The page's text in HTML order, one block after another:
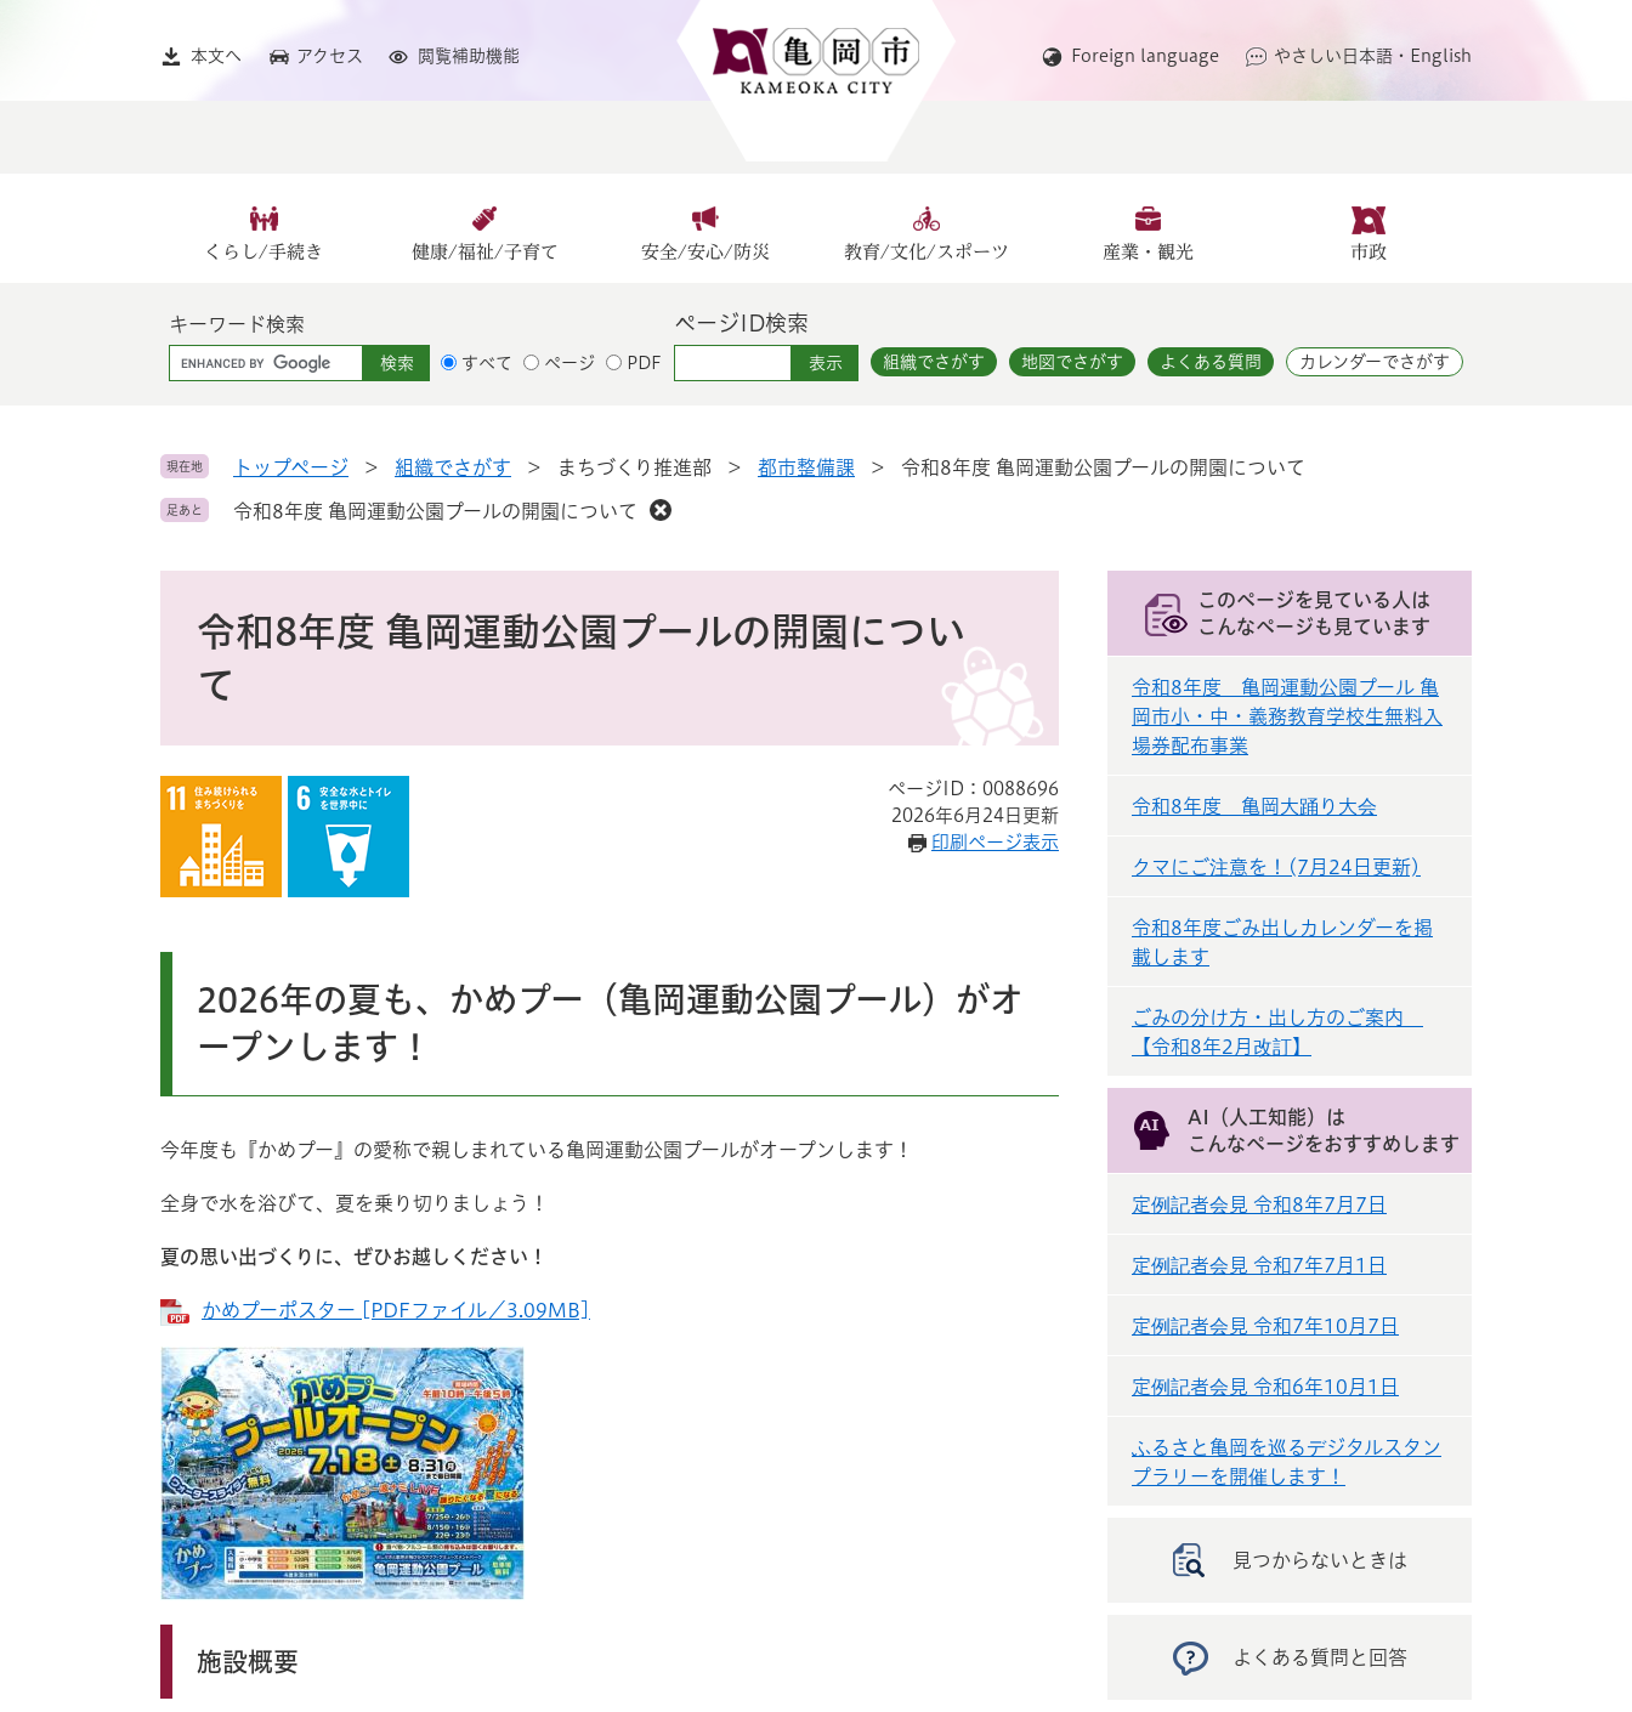
本文へ アクセス 閲覧補助機能 Foreign language やさしい日本語・English
くらし/手続き 健康/福祉/子育て 安全/安心/防災 教育/文化/スポーツ 産業・観光 市政
キーワード検索
G
o
l
カ
タ
すべて ページ PDF
ページID検索
組織でさがす 地図でさがす よくある質問 カレンダーでさがす
現在地 トップページ > 組織でさがす > まちづくり推進部 > 都市整備課 > 令和8年度 亀岡運動公園プールの開園について
足あと 令和8年度 亀岡運動公園プールの開園について
令和8年度 亀岡運動公園プールの開園につい
て
ページID：0088696
2026年6月24日更新
印刷ページ表示
2026年の夏も、かめプー（亀岡運動公園プール）がオ
ープンします！
今年度も『かめプー』の愛称で親しまれている亀岡運動公園プールがオープンします！
全身で水を浴びて、夏を乗り切りましょう！
夏の思い出づくりに、ぜひお越しください！
かめプーポスター [PDFファイル／3.09MB]
施設概要
このページを見ている人は
こんなページも見ています
令和8年度 亀岡運動公園プール 亀
岡市小・中・義務教育学校生無料入
場券配布事業
令和8年度 亀岡大踊り大会
クマにご注意を！(7月24日更新)
令和8年度ごみ出しカレンダーを掲
載します
ごみの分け方・出し方のご案内
【令和8年2月改訂】
AI（人工知能）は
こんなページをおすすめします
定例記者会見 令和8年7月7日
定例記者会見 令和7年7月1日
定例記者会見 令和7年10月7日
定例記者会見 令和6年10月1日
ふるさと亀岡を巡るデジタルスタン
プラリーを開催します！
見つからないときは
よくある質問と回答